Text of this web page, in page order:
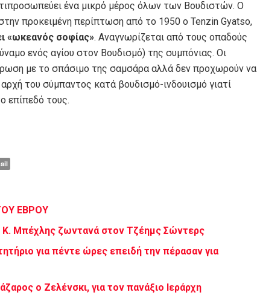
ένα μικρό μέρος όλων των Βουδιστών. Ο
προκειμένη περίπτωση από το 1950 ο Tenzin Gyatso,
«ωκεανός σοφίας». Αναγνωρίζεται από τους οπαδούς
ενός αγίου στον Βουδισμό) της συμπόνιας. Οι
με το σπάσιμο της σαμσάρα αλλά δεν προχωρούν να
του σύμπαντος κατά βουδισμό-ινδουισμό γιατί
επίπεδό τους.
ΕΒΡΟΥ
Μπέχλης ζωντανά στον Τζέημς Σώντερς
για πέντε ώρες επειδή την πέρασαν για
ο Ζελένσκι, για τον πανάξιο Ιεράρχη